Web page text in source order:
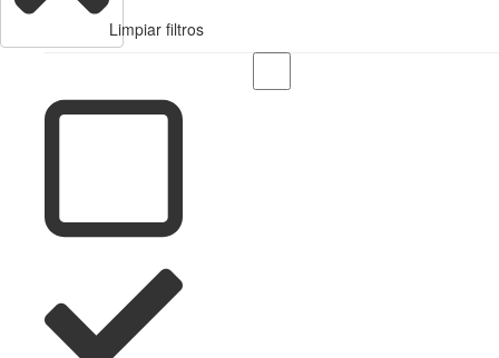
Limpiar filtros